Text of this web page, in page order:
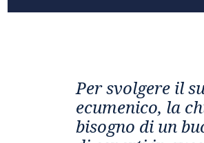
Per svolgere il
ecumenico, la
bisogno di un